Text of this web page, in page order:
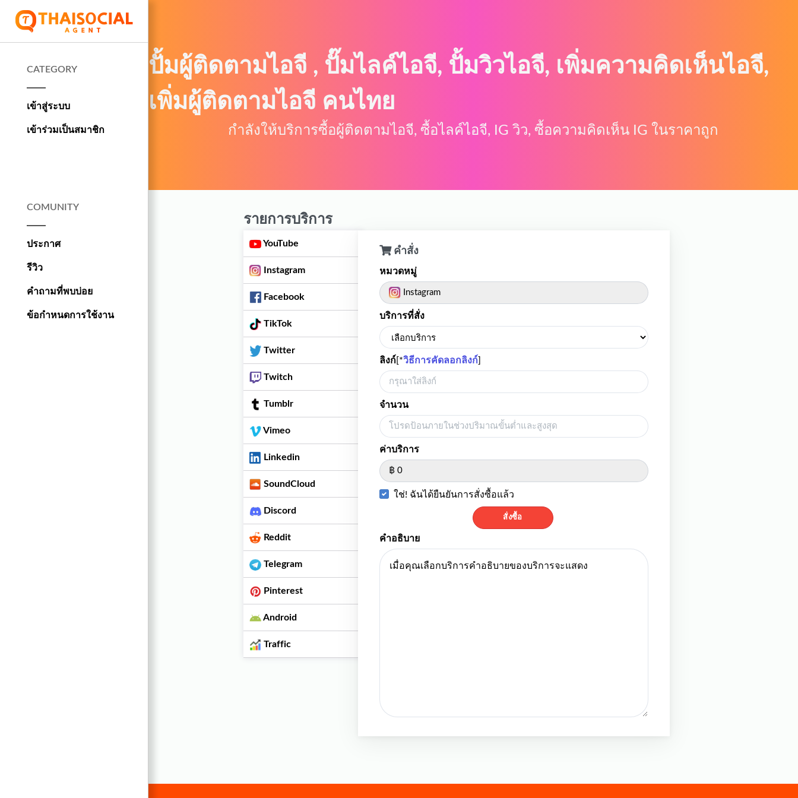
CATEGORY
เข้าสู่ระบบ
เข้าร่วมเป็นสมาชิก
COMUNITY
ประกาศ
รีวิว
คำถามที่พบบ่อย
ข้อกำหนดการใช้งาน
ปั้มผู้ติดตามไอจี , ปั๊มไลค์ไอจี, ปั้มวิวไอจี, เพิ่มความคิดเห็นไอจี,
เพิ่มผู้ติดตามไอจี คนไทย
กำลังให้บริการซื้อผู้ติดตามไอจี, ซื้อไลค์ไอจี, IG วิว, ซื้อความคิดเห็น IG ในราคาถูก
รายการบริการ
YouTube
Instagram
Facebook
TikTok
Twitter
Twitch
Tumblr
Vimeo
Linkedin
SoundCloud
Discord
Reddit
Telegram
Pinterest
Android
Traffic
คำสั่ง
หมวดหมู่
Instagram
บริการที่สั่ง
ลิงก์[*วิธีการคัดลอกลิงก์]
จำนวน
ค่าบริการ
฿ 0
ใช่! ฉันได้ยืนยันการสั่งซื้อแล้ว
สั่งซื้อ
คำอธิบาย